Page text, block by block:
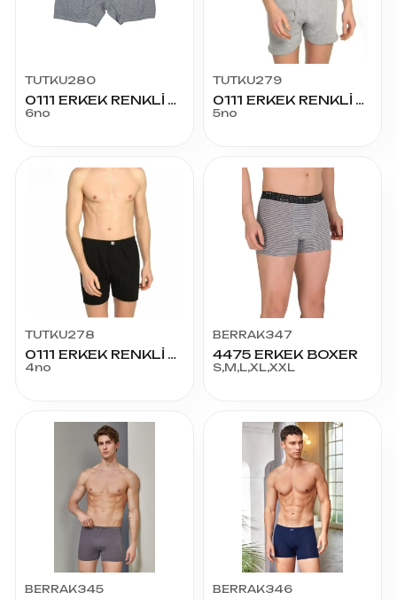
TUTKU280
0111 ERKEK RENKLİ ARJANTİN NO:6
6no
TUTKU279
0111 ERKEK RENKLİ ARJANTİN NO:5
5no
TUTKU278
0111 ERKEK RENKLİ ARJANTİN NO:4
4no
BERRAK347
4475 ERKEK BOXER
S,M,L,XL,XXL
BERRAK345 BERRAK346